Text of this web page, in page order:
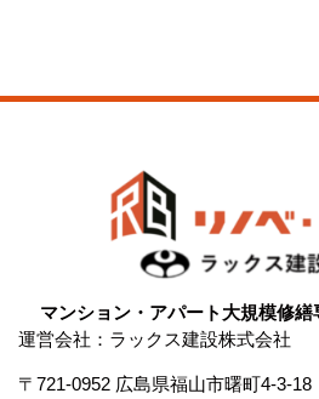
マンション・アパート大規模修
運営会社：ラックス建設株式会社
〒721-0952 広島県福山市曙町4-3-18